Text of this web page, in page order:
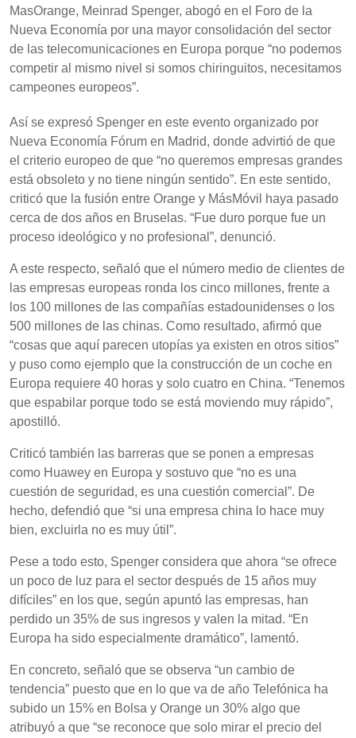
MasOrange, Meinrad Spenger, abogó en el Foro de la
Nueva Economía por una mayor consolidación del sector
de las telecomunicaciones en Europa porque “no podemos
competir al mismo nivel si somos chiringuitos, necesitamos
campeones europeos”.
Así se expresó Spenger en este evento organizado por
Nueva Economía Fórum en Madrid, donde advirtió de que
el criterio europeo de que “no queremos empresas grandes
está obsoleto y no tiene ningún sentido”. En este sentido,
criticó que la fusión entre Orange y MásMóvil haya pasado
cerca de dos años en Bruselas. “Fue duro porque fue un
proceso ideológico y no profesional”, denunció.
A este respecto, señaló que el número medio de clientes de
las empresas europeas ronda los cinco millones, frente a
los 100 millones de las compañías estadounidenses o los
500 millones de las chinas. Como resultado, afirmó que
“cosas que aquí parecen utopías ya existen en otros sitios”
y puso como ejemplo que la construcción de un coche en
Europa requiere 40 horas y solo cuatro en China. “Tenemos
que espabilar porque todo se está moviendo muy rápido”,
apostilló.
Criticó también las barreras que se ponen a empresas
como Huawey en Europa y sostuvo que “no es una
cuestión de seguridad, es una cuestión comercial”. De
hecho, defendió que “si una empresa china lo hace muy
bien, excluirla no es muy útil”.
Pese a todo esto, Spenger considera que ahora “se ofrece
un poco de luz para el sector después de 15 años muy
difíciles” en los que, según apuntó las empresas, han
perdido un 35% de sus ingresos y valen la mitad. “En
Europa ha sido especialmente dramático”, lamentó.
En concreto, señaló que se observa “un cambio de
tendencia” puesto que en lo que va de año Telefónica ha
subido un 15% en Bolsa y Orange un 30% algo que
atribuyó a que “se reconoce que solo mirar el precio del